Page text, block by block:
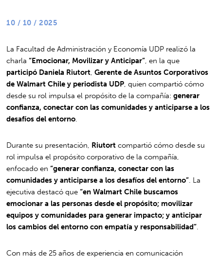
10 / 10 / 2025
La Facultad de Administración y Economía UDP realizó la
charla“Emocionar, Movilizar y Anticipar” , en la que
participó Daniela Riutort ,Gerente de Asuntos Corporativos
de Walmart Chile y periodista UDP , quien compartió cómo
desde su rol impulsa el propósito de la compañía:generar
confianza, conectar con las comunidades y anticiparse a los
desafíos del entorno
Durante su presentación, Riutort compartió cómo desde su
rol impulsa el propósito corporativo de la compañía,
enfocado en“generar confianza, conectar con las
comunidades y anticiparse a los desafíos del entorno” . La
ejecutiva destacó que“en Walmart Chile buscamos
emocionar a las personas desde el propósito; movilizar
equipos y comunidades para generar impacto; y anticipar
los cambios del entorno con empatía y responsabilidad”
Con más de 25 años de experiencia en comunicación